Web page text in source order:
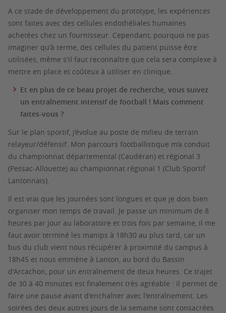
A ce stade de développement du prototype, les expériences
sont faites avec des cellules endothéliales humaines
achetées chez un fournisseur. Cependant, pourquoi ne pas
imaginer qu'à terme, des cellules du patient puisse être
utilisées, même s'il faut reconnaître que cela sera complexe à
mettre en place et coûteux à utiliser en clinique.
Et en plus de ce beau projet de recherche, vous suivez
un entraînement intensif de football ! Mais comment
faites-vous ?
Sur le plan sportif, j’évolue au poste de milieu de terrain
relayeur/défensif. Mon parcours footballistique m’a conduit
du championnat départemental (Caudéran) et régional 3
(Pessac-Allouette) au championnat régional 1 (Club Sportif
Lantonnais).
Il est vrai que les journées sont longues et que je dois bien
organiser mon temps de travail. Je passe un minimum de 8
heures par jour au laboratoire et trois fois par semaine, il me
faut avoir terminé les manips à 18h30 au plus tard, car un
bus du club vient nous récupérer à proximité du campus à
18h45 et nous emmène à Lanton, au bord du Bassin
d'Arcachon, pour un entraînement de deux heures. Ce trajet
de 30 à 40 minutes est finalement très agréable : il permet de
faire une pause avant d'enchaîner avec l'entraînement. Les
soirées des deux autres jours de la semaine sont consacrées